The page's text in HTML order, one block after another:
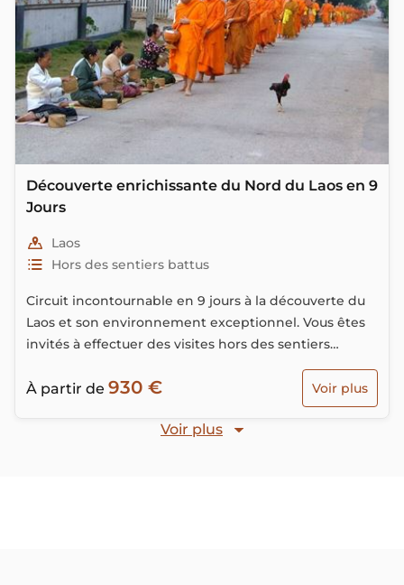
Découverte enrichissante du Nord du Laos en 9
Jours
Laos
Hors des sentiers battus
Circuit incontournable en 9 jours à la découverte du
Laos et son environnement exceptionnel. Vous êtes
invités à effectuer des visites hors des sentiers
battus et des rencontres avec la population locale.
À partir de 930 € Voir plus
Voir plus